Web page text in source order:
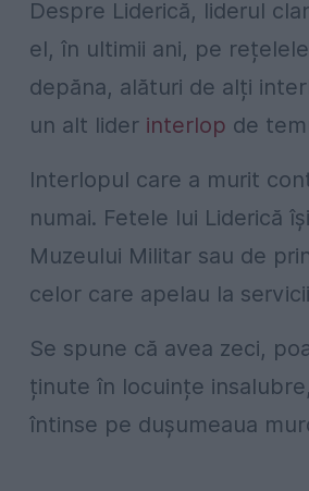
Despre Liderică, liderul
el, în ultimii ani, pe
depăna, alături de alți
un alt lider interlop de
Interlopul care a murit
numai. Fetele lui Liderică
Muzeului Militar sau de
celor care apelau la
Se spune că avea zeci,
ținute în locuințe
întinse pe dușumeaua